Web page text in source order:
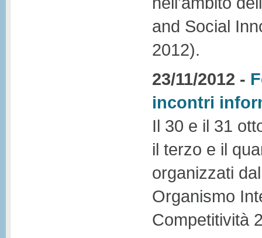
and Social
2012).
23/11/2012 -
incontri
Il 30 e il 31
il terzo e il
organizzati
Organismo
Competitività